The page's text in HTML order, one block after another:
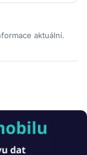
aktuální.